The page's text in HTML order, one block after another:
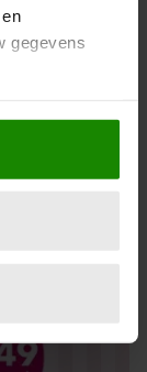
gegevens
locatie,
zijn